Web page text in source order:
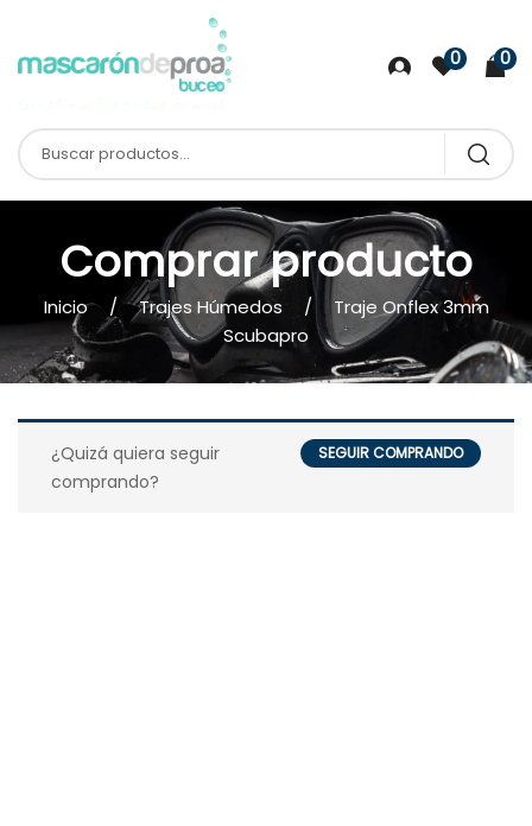
0 0
Comprar producto
Inicio Trajes Húmedos
Traje Onflex 3mm
Scubapro
SEGUIR COMPRANDO
¿Quizá quiera seguir
comprando?